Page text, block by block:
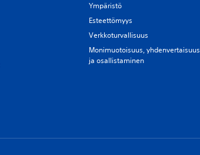
Ympäristö
Esteettömyys
Verkkoturvallisuus
Monimuotoisuus, yhdenvertaisuus
ja osallistaminen